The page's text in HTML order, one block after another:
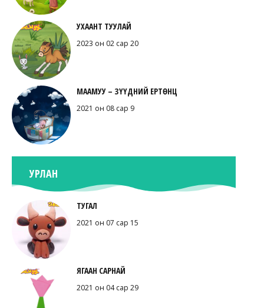
УХААНТ ТУУЛАЙ
2023 он 02 сар 20
МААМУУ – ЗҮҮДНИЙ ЕРТӨНЦ
2021 он 08 сар 9
УРЛАН
ТУГАЛ
2021 он 07 сар 15
ЯГААН САРНАЙ
2021 он 04 сар 29